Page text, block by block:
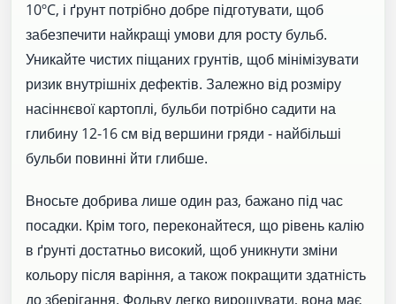
10ºC, і ґрунт потрібно добре підготувати, щоб
забезпечити найкращі умови для росту бульб.
Уникайте чистих піщаних грунтів, щоб мінімізувати
ризик внутрішніх дефектів. Залежно від розміру
насіннєвої картоплі, бульби потрібно садити на
глибину 12-16 см від вершини гряди - найбільші
бульби повинні йти глибше.
Вносьте добрива лише один раз, бажано під час
посадки. Крім того, переконайтеся, що рівень калію
в ґрунті достатньо високий, щоб уникнути зміни
кольору після варіння, а також покращити здатність
до зберігання. Фольву легко вирощувати, вона має